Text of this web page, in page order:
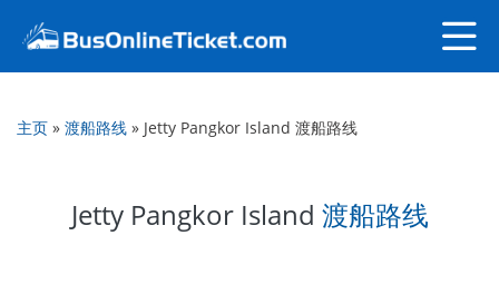
主页 » 渡船路线 » Jetty Pangkor Island 渡船路线
Jetty Pangkor Island 渡船路线